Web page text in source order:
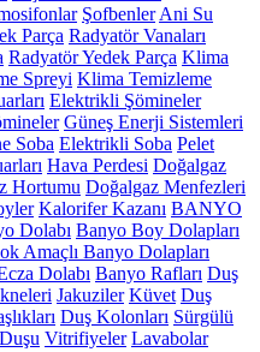
Şofbenler Ani Su
Parça Radyatör Vanaları
Radyatör Yedek Parça Klima
Spreyi Klima Temizleme
Elektrikli Şömineler
Güneş Enerji Sistemleri
Soba Elektrikli Soba Pelet
Hava Perdesi Doğalgaz
Hortumu Doğalgaz Menfezleri
Kalorifer Kazanı BANYO
Dolabı Banyo Boy Dolapları
Amaçlı Banyo Dolapları
Dolabı Banyo Rafları Duş
Jakuziler Küvet Duş
Duş Kolonları Sürgülü
Vitrifiyeler Lavabolar